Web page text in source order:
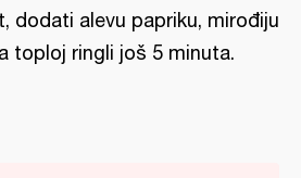
dodati alevu papriku, mirođiju
toploj ringli još 5 minuta.